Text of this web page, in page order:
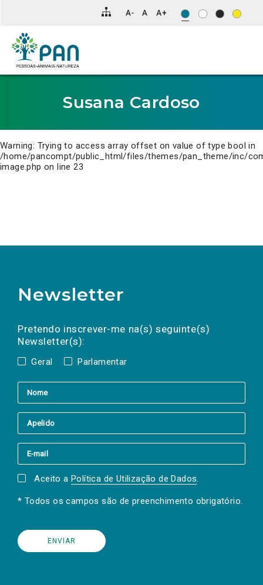
para
conteúdo
principal
da
Susana Cardoso
Warning: Trying to access array offset on value of type bool in
/home/pancompt/public_html/files/themes/pan_theme/inc/
image.php on line23
Newsletter
Pretendo inscrever-me na(s) seguinte(s)
Newsletter(s):
Geral Parlamentar
a(s) newsletter(s).
mail
Aceito a Política de Utilização de Dados.
* Todos os campos são de preenchimento obrigatório.